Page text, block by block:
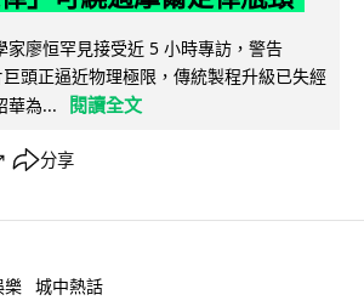
家廖恒罕見接受近 5 小時專訪，警告
頭正逼近物理極限，傳統製程升級已失經
華為...
閱讀全文
分享
樂 城中熱話